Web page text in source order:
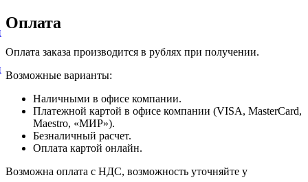
Оплата
Оплата заказа производится в рублях при получении.
Возможные варианты:
Наличными в офисе компании.
Платежной картой в офисе компании (VISA, MasterCard,
Maestro, «МИР»).
Безналичный расчет.
Оплата картой онлайн.
Возможна оплата с НДС, возможность уточняйте у